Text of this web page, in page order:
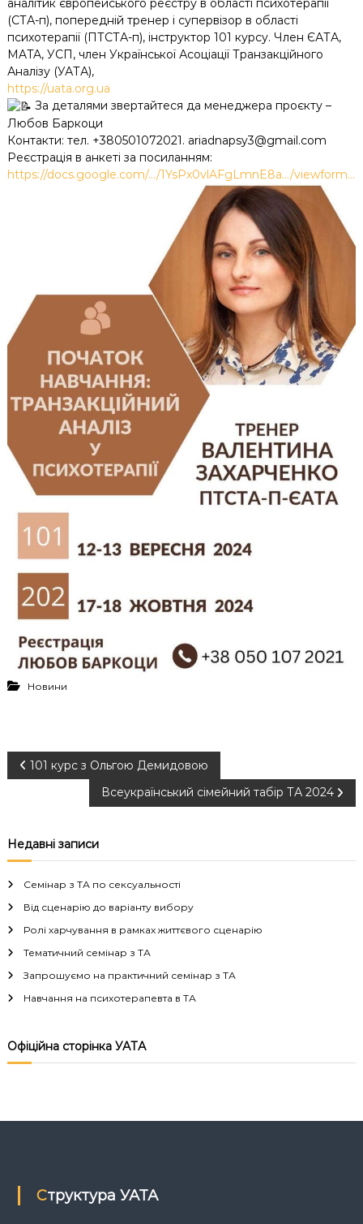
аналітик європейського реєстру в області психотерапії
(СТА-п), попередній тренер і супервізор в області
психотерапії (ПТСТА-п), інструктор 101 курсу. Член ЄАТА,
MATA, УСП, член Української Асоціації Транзакційного
Аналізу (УАТА),
https://uata.org.ua
За деталями звертайтеся да менеджера проєкту –
Любов Баркоци
Контакти: тел. +380501072021. ariadnapsy3@gmail.com
Реєстрація в анкеті за посиланням:
https://docs.google.com/…/1YsPx0vlAFgLmnE8a…/viewform…
Новини
Н
в
і
г
а
ц
я
и
101 курс з Ольгою Демидовою
Всеукраїнський сімейний табір ТА 2024
Недавні записи
Семінар з ТА по сексуальності
Від сценарію до варіанту вибору
Ролі харчування в рамках життєвого сценарію
Тематичний семінар з ТА
Запрошуємо на практичний семінар з ТА
Навчання на психотерапевта в ТА
Офіційна сторінка УАТА
Структура УАТА